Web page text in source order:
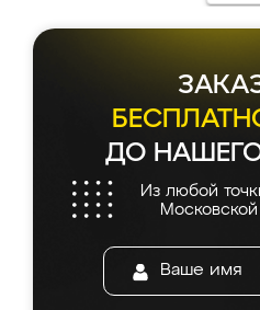
ДО
Из любой